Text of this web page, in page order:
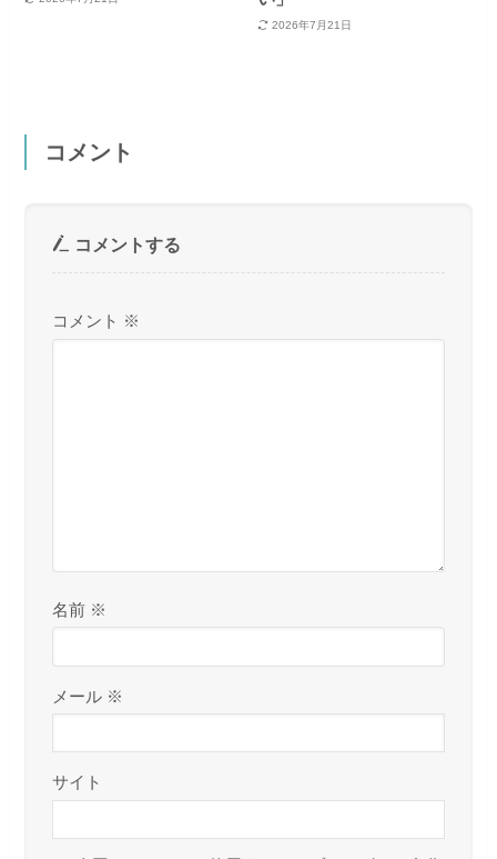
2026年7月21日
コメント
コメントする
コメント ※
名前 ※
メール ※
サイト